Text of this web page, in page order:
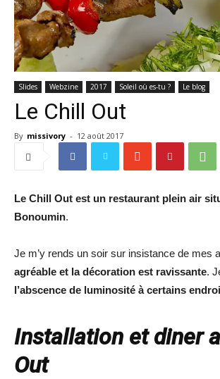
Slides Webzine 2017 Soleil où es-tu ? Le blog
Le Chill Out
By missivory - 12 août 2017
Le Chill Out est un restaurant plein air
Bonoumin.
Je m’y rends un soir sur insistance de mes
agréable et la décoration est ravissante.
l’abscence de luminosité à certains
Installation et diner
Out